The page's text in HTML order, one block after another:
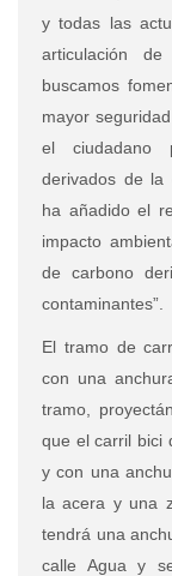
y todas las
articulación
buscamos
mayor
el ciudadano
derivados de la
ha añadido el
impacto
de carbono
contaminantes”.
El tramo de
con una
tramo,
que el carril bici
y con una
la acera y una
tendrá una
calle Agua y